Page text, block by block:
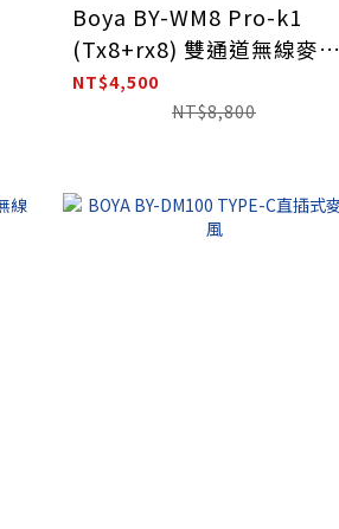
Boya BY-WM8 Pro-k1
(Tx8+rx8) 雙通道無線麥克
風(接收＋發射)
NT$4,500
NT$8,800